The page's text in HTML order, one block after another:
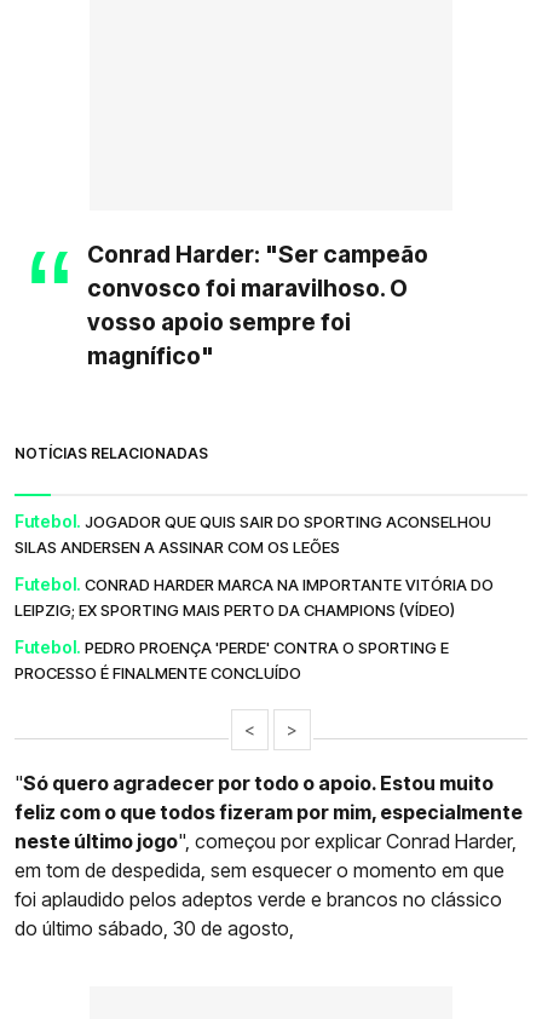
Conrad Harder: "Ser campeão
convosco foi maravilhoso. O
vosso apoio sempre foi
magnífico"
NOTÍCIAS RELACIONADAS
Futebol. JOGADOR QUE QUIS SAIR DO SPORTING ACONSELHOU
SILAS ANDERSEN A ASSINAR COM OS LEÕES
Futebol. CONRAD HARDER MARCA NA IMPORTANTE VITÓRIA DO
LEIPZIG; EX SPORTING MAIS PERTO DA CHAMPIONS (VÍDEO)
Futebol. PEDRO PROENÇA 'PERDE' CONTRA O SPORTING E
PROCESSO É FINALMENTE CONCLUÍDO
< >
"Só quero agradecer por todo o apoio. Estou muito
feliz com o que todos fizeram por mim, especialmente
neste último jogo", começou por explicar Conrad Harder,
em tom de despedida, sem esquecer o momento em que
foi aplaudido pelos adeptos verde e brancos no clássico
do último sábado, 30 de agosto,